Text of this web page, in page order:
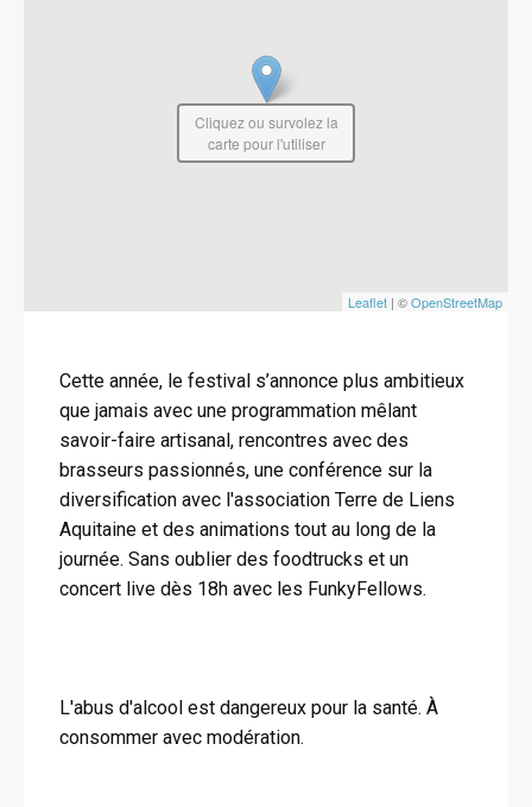
Leaflet | ©OpenStreetMap
Cliquez ou survolez la
carte pour l'utiliser
Cette année, le festival s’annonce plus ambitieux
que jamais avec une programmation mêlant
savoir-faire artisanal, rencontres avec des
brasseurs passionnés, une conférence sur la
diversification avec l'association Terre de Liens
Aquitaine et des animations tout au long de la
journée. Sans oublier des foodtrucks et un
concert live dès 18h avec les FunkyFellows.
L'abus d'alcool est dangereux pour la santé. À
consommer avec modération.